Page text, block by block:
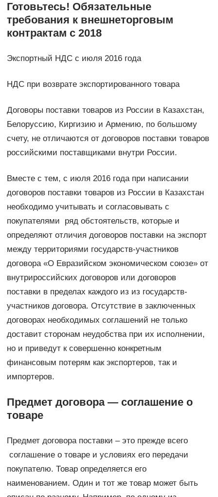
Готовьтесь! Обязательные
требования к внешнеторговым
контрактам с 2018
Экспортный НДС с июля 2016 года
НДС при возврате экспортированного товара
Договоры поставки товаров из России в Казахстан,
Белоруссию, Киргизию и Армению, по большому
счету, не отличаются от договоров поставки товаров
российскими поставщиками внутри России.
Вместе с тем, с июля 2016 года при написании
договоров поставки товаров из России в Казахстан
необходимо учитывать и согласовывать с
покупателями ряд обстоятельств, которые и
определяют отличия договоров поставки на экспорт
между территориями государств-участников
договора «О Евразийском экономическом союзе» от
внутрироссийских договоров или договоров
поставки в пределах каждого из из государств-
участников договора. Отсутствие в заключенных
договорах необходимых соглашений не только
доставит сторонам неудобства при их исполнении,
но и приведут к совершенно конкретным
финансовым потерям как экспортеров, так и
импортеров.
Предмет договора — соглашение о
товаре
Предмет договора поставки – это прежде всего
соглашение о товаре и условиях его передачи
покупателю. Товар определяется его
наименованием. Один и тот же товар может быть